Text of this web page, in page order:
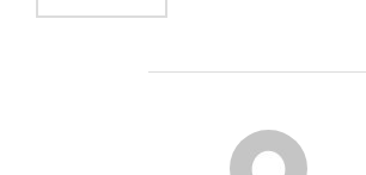
BEITRAGSAUTOR